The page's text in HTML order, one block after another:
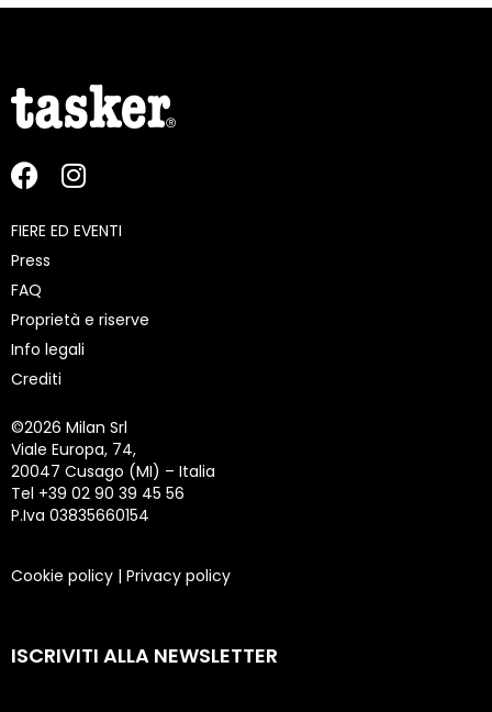
FIERE ED EVENTI
Press
FAQ
Proprietà e riserve
Info legali
Crediti
©2026 Milan Srl
Viale Europa, 74,
20047 Cusago (MI) – Italia
Tel +39 02 90 39 45 56
P.Iva 03835660154
Cookie policy | Privacy policy
ISCRIVITI ALLA NEWSLETTER